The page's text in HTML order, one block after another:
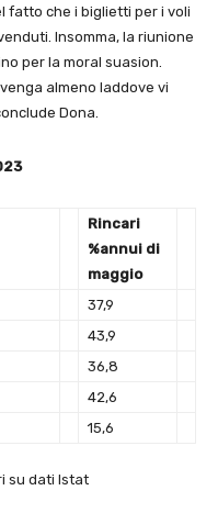
fatto che i biglietti per i voli
Insomma, la riunione
per la moral suasion.
almeno laddove vi
Dona.
Rincari
%annui di
maggio
37,9
43,9
36,8
42,6
15,6
su dati Istat